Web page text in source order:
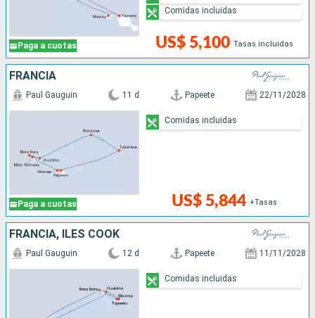
Paga a cuotas US$ 5,100 Tasas incluidas
Comidas incluidas
FRANCIA
Paga a cuotas
Paul Gauguin 11 d Papeete 22/11/2028
US$ 5,844 +Tasas
Comidas incluidas
FRANCIA, ILES COOK
Paul Gauguin 12 d Papeete 11/11/2028
Comidas incluidas